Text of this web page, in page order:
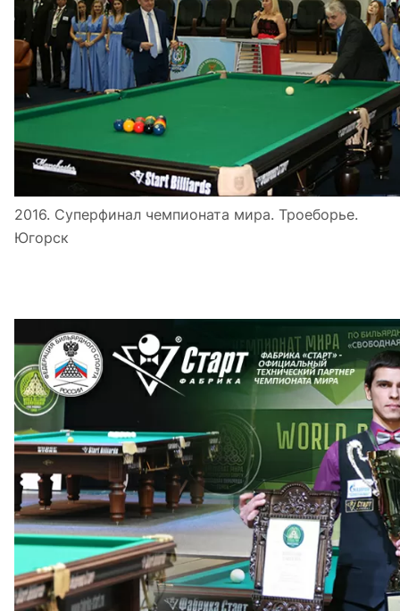
2016. Суперфинал чемпионата мира. Троеборье.
Югорск